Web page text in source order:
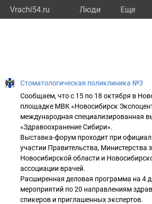
Vrachi54.ru Люди Eще
Стоматологическая поликлиника №3
Сообщаем, что с 15 по 18 октября в
площадке МВК «Новосибирск
международная специализированная
«Здравоохранение Сибири».
Выставка-форум проходит при
участии Правительства, Министерства
Новосибирской области и
ассоциации врачей.
Расширенная деловая программа на 4
мероприятий по 20 направлениям
спикеров и приглашенных экспертов.